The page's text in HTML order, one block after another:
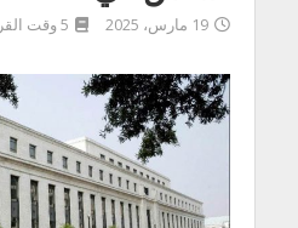
19 مارس، 2025 5 وقت القراءة بالدقيقة